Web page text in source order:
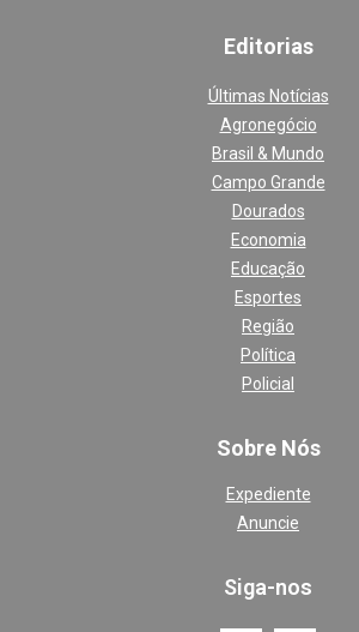
Editorias
Últimas Notícias
Agronegócio
Brasil & Mundo
Campo Grande
Dourados
Economia
Educação
Esportes
Região
Política
Policial
Sobre Nós
Expediente
Anuncie
Siga-nos